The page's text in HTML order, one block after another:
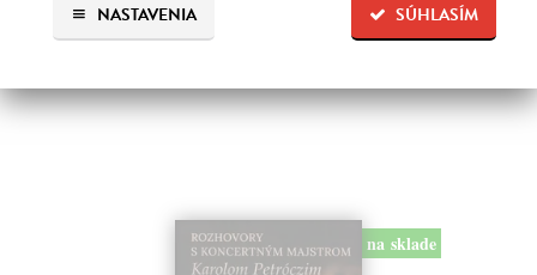
SÚHLASÍM
NASTAVENIA
12,92 €
na sklade